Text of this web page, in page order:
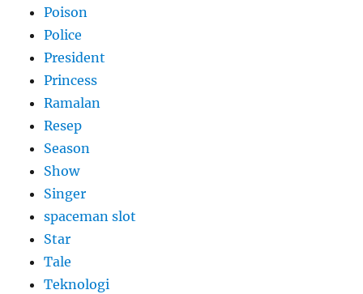
Poison
Police
President
Princess
Ramalan
Resep
Season
Show
Singer
spaceman slot
Star
Tale
Teknologi